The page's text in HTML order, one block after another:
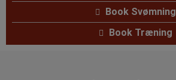
Book Svømning
Book Træning